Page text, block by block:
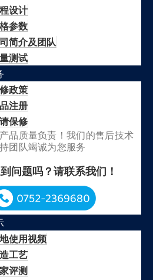
设计
参数
简介及团队
测试
政策
注册
保修
品质量负责！我们的售后技术
团队竭诚为您服务
问题吗？请联系我们！
使用视频
工艺
评测